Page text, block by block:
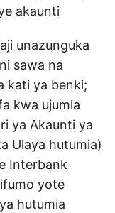
akaunti
unazunguka
sawa na
kati ya benki;
kwa ujumla
ya Akaunti ya
Ulaya hutumia)
Interbank
yote
hutumia